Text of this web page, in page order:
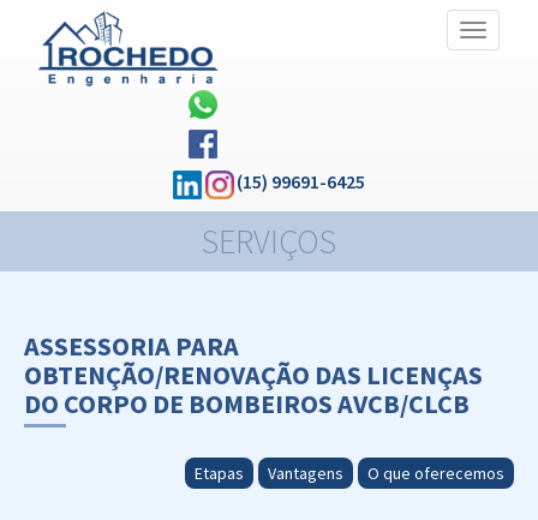
Alternar
(15) 99691-6425
SERVIÇOS
ASSESSORIA PARA
OBTENÇÃO/RENOVAÇÃO DAS LICENÇAS
DO CORPO DE BOMBEIROS AVCB/CLCB
Etapas Vantagens O que oferecemos